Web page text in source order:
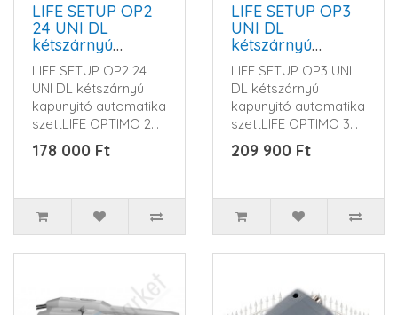
LIFE SETUP OP2
24 UNI DL
kétszárnyú
kapunyitó
automatika szett
LIFE SETUP OP2 24
UNI DL kétszárnyú
kapunyitó automatika
szettLIFE OPTIMO 2
merevkaros
kapunyitó sze..
178 000 Ft
LIFE SETUP OP3
UNI DL
kétszárnyú
kapunyitó
automatika szett
LIFE SETUP OP3 UNI
DL kétszárnyú
kapunyitó automatika
szettLIFE OPTIMO 3
merevkaros
kapunyitó szett ..
209 900 Ft